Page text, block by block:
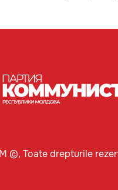
©, Toate drepturile